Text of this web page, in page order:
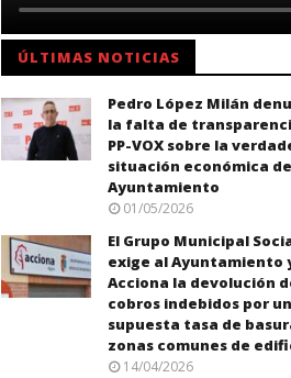
ÚLTIMAS NOTICIAS
Pedro López Milán
la falta de
PP-VOX sobre la
situación económica
Ayuntamiento
01/05/2026
El Grupo Municipal
exige al Ayuntamiento
Acciona la devolución
cobros indebidos por
supuesta tasa de
zonas comunes de
14/04/2026